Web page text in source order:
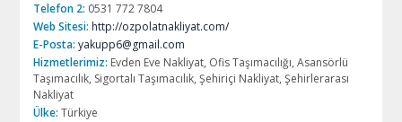
Telefon 2: 0531 772 7804
Web Sitesi: http://ozpolatnakliyat.com/
E-Posta: yakupp6@gmail.com
Hizmetlerimiz: Evden Eve Nakliyat, Ofis Taşımacılığı, Asansörlü
Taşımacılık, Sigortalı Taşımacılık, Şehiriçi Nakliyat, Şehirlerarası
Nakliyat
Ülke: Türkiye